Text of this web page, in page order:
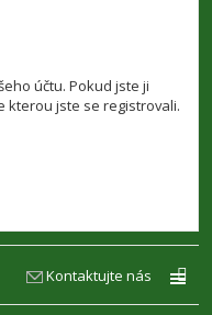
účtu. Pokud jste ji
kterou jste se registrovali.
Kontaktujte nás